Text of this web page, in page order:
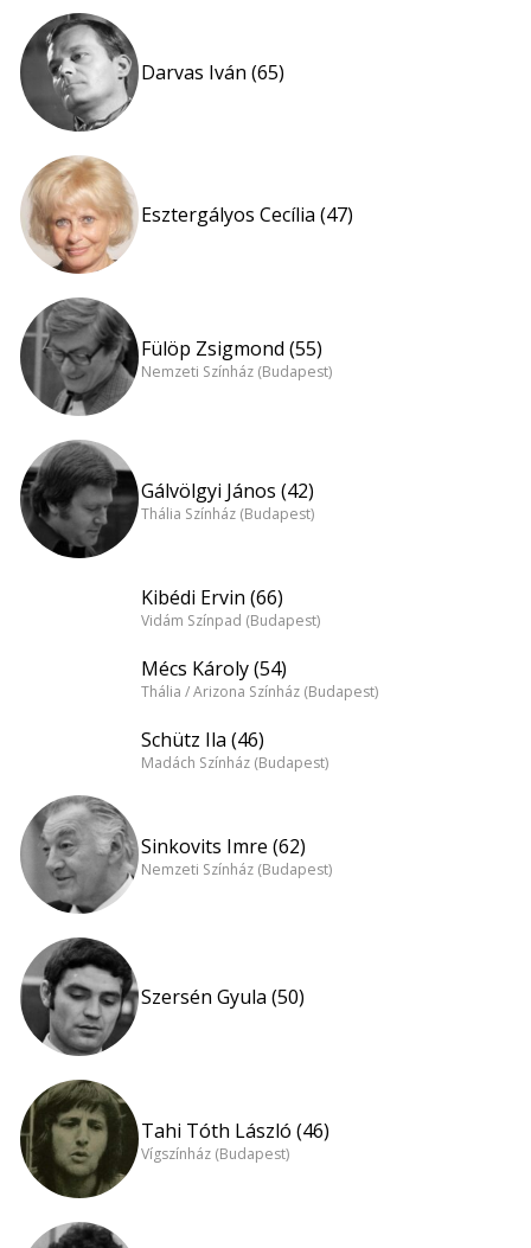
Darvas Iván (65)
Esztergályos Cecília (47)
Fülöp Zsigmond (55)
Nemzeti Színház (Budapest)
Gálvölgyi János (42)
Thália Színház (Budapest)
Kibédi Ervin (66)
Vidám Színpad (Budapest)
Mécs Károly (54)
Thália / Arizona Színház (Budapest)
Schütz Ila (46)
Madách Színház (Budapest)
Sinkovits Imre (62)
Nemzeti Színház (Budapest)
Szersén Gyula (50)
Tahi Tóth László (46)
Vígszínház (Budapest)